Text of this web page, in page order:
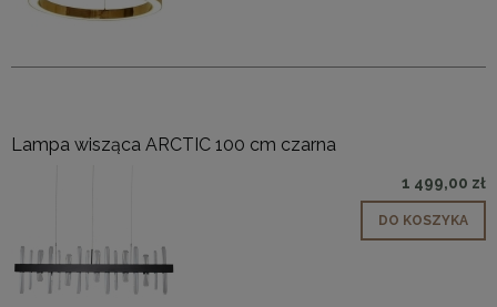
Lampa wisząca ARCTIC 100 cm czarna
1 499,00 zł
DO KOSZYKA